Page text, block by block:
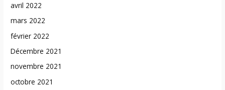
avril 2022
mars 2022
février 2022
Décembre 2021
novembre 2021
octobre 2021